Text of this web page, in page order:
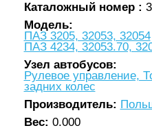
Каталожный номер :
Модель:
ПАЗ 3205, 32053, 32054
ПАЗ 4234, 32053.70,
Узел автобусов:
Рулевое управление,
задних колес
Производитель:
Вес: 0.000